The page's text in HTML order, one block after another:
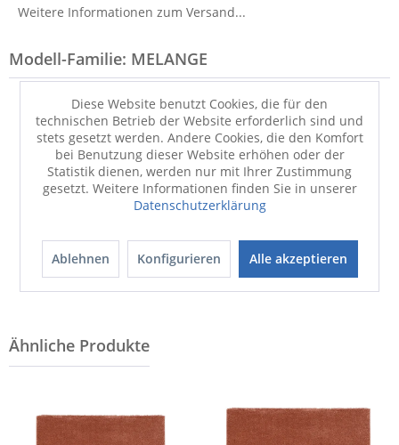
Weitere Informationen zum Versand...
Modell-Familie: MELANGE
MELANGE
44,90 € 44,90 €
Diese Website benutzt Cookies, die für den
technischen Betrieb der Website erforderlich sind und
stets gesetzt werden. Andere Cookies, die den Komfort
bei Benutzung dieser Website erhöhen oder der
Statistik dienen, werden nur mit Ihrer Zustimmung
gesetzt. Weitere Informationen finden Sie in unserer
Datenschutzerklärung
Ablehnen Konfigurieren Alle akzeptieren